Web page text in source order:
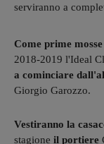
serviranno a
Come prime mosse
2018-2019 l'Ideal
a cominciare
Giorgio Garozzo.
Vestiranno la
stagione il portiere